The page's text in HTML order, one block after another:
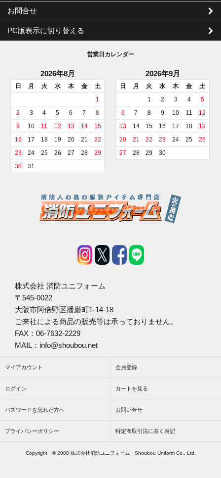
お問合せ
PC版表示に切り替える
営業日カレンダー
2026年8月
日 月 火 水 木 金
土
1
2
3 4 5 6 7
8
9
10 11 12 13 14
15
16
17 18 19 20 21
22
23
24 25 26 27 28
29
30
31
2026年9月
日 月 火 水 木 金
土
1
2 3 4
5
6
7 8 9 10 11
12
13
14 15 16 17 18
19
20
21 22 23 24 25
26
27
28 29 30
株式会社 消防ユニフォーム
〒545-0022
大阪市阿倍野区播磨町1-14-18
ご来社による商品の販売等は承っておりません。
FAX：06-7632-2229
MAIL：info@shoubou.net
マイアカウント 会員登録
ログイン カートを見る
パスワードを忘れた方へ お問い合せ
プライバシーポリシー 特定商取引法に基く表記
Copyright © 2008 株式会社消防ユニフォーム Shoubou Uniform Co., Ltd.